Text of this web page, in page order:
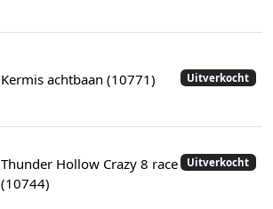
Uitverkocht
Kermis achtbaan (10771)
Uitverkocht
Thunder Hollow Crazy 8 race
(10744)